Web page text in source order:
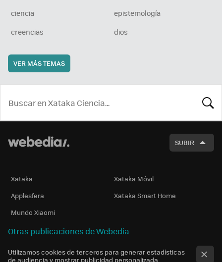
ciencia
epistemología
creencias
dios
VER MÁS TEMAS
SUBIR
Xataka
Xataka Móvil
Applesfera
Xataka Smart Home
Mundo Xiaomi
Otras publicaciones de Webedia
Utilizamos cookies de terceros para generar estadísticas
de audiencia y mostrar publicidad personalizada